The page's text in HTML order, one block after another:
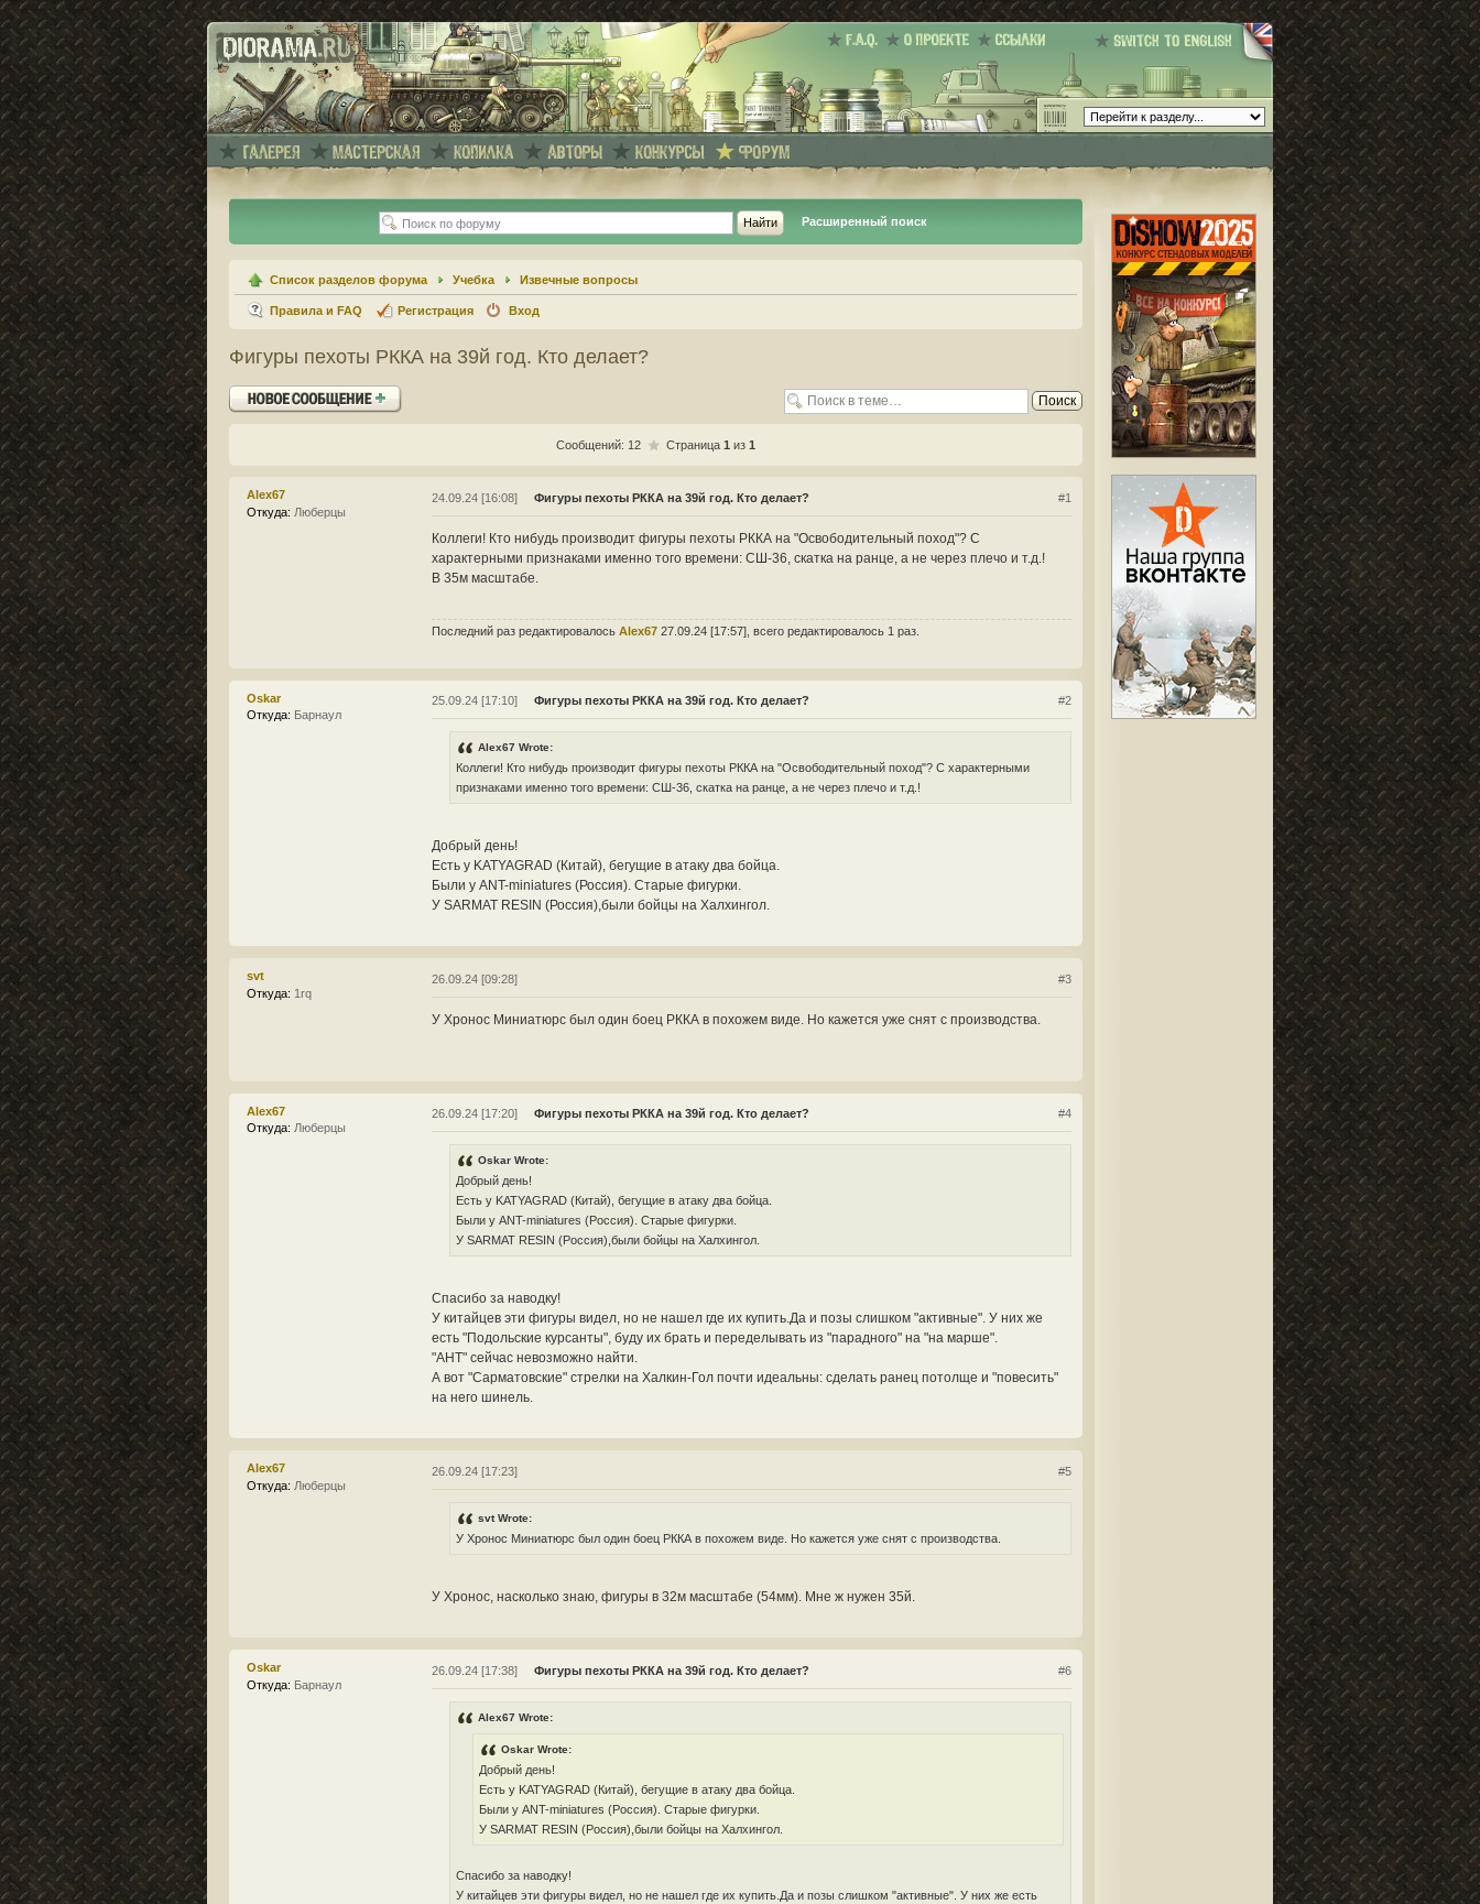
Расширенный поиск
Список разделов форума Учебка Извечные вопросы
Правила и FAQ Регистрация Вход
Фигуры пехоты РККА на 39й год. Кто делает?
Ответить
Сообщений: 12 Страница 1 из 1
Alex67
Откуда: Люберцы
24.09.24 [16:08] Фигуры пехоты РККА на 39й год. Кто делает? #1
Коллеги! Кто нибудь производит фигуры пехоты РККА на "Освободительный поход"? С
характерными признаками именно того времени: СШ-36, скатка на ранце, а не через плечо и т.д.!
В 35м масштабе.
Последний раз редактировалось Alex6727.09.24 [17:57], всего редактировалось 1 раз.
Oskar
Откуда: Барнаул
25.09.24 [17:10] Фигуры пехоты РККА на 39й год. Кто делает? #2
Alex67 Wrote:
Коллеги! Кто нибудь производит фигуры пехоты РККА на "Освободительный поход"? С характерными
признаками именно того времени: СШ-36, скатка на ранце, а не через плечо и т.д.!
Добрый день!
Есть у KATYAGRAD (Китай), бегущие в атаку два бойца.
Были у ANT-miniatures (Россия). Старые фигурки.
У SARMAT RESIN (Россия),были бойцы на Халхингол.
svt
Откуда: 1rq
26.09.24 [09:28] #3
У Хронос Миниатюрс был один боец РККА в похожем виде. Но кажется уже снят с производства.
Alex67
Откуда: Люберцы
26.09.24 [17:20] Фигуры пехоты РККА на 39й год. Кто делает? #4
Oskar Wrote:
Добрый день!
Есть у KATYAGRAD (Китай), бегущие в атаку два бойца.
Были у ANT-miniatures (Россия). Старые фигурки.
У SARMAT RESIN (Россия),были бойцы на Халхингол.
Спасибо за наводку!
У китайцев эти фигуры видел, но не нашел где их купить.Да и позы слишком "активные". У них же
есть "Подольские курсанты", буду их брать и переделывать из "парадного" на "на марше".
"АНТ" сейчас невозможно найти.
А вот "Сарматовские" стрелки на Халкин-Гол почти идеальны: сделать ранец потолще и "повесить"
на него шинель.
Alex67
Откуда: Люберцы
26.09.24 [17:23] #5
svt Wrote:
У Хронос Миниатюрс был один боец РККА в похожем виде. Но кажется уже снят с производства.
У Хронос, насколько знаю, фигуры в 32м масштабе (54мм). Мне ж нужен 35й.
Oskar
Откуда: Барнаул
26.09.24 [17:38] Фигуры пехоты РККА на 39й год. Кто делает? #6
Alex67 Wrote:
Oskar Wrote:
Добрый день!
Есть у KATYAGRAD (Китай), бегущие в атаку два бойца.
Были у ANT-miniatures (Россия). Старые фигурки.
У SARMAT RESIN (Россия),были бойцы на Халхингол.
Спасибо за наводку!
У китайцев эти фигуры видел, но не нашел где их купить.Да и позы слишком "активные". У них же есть